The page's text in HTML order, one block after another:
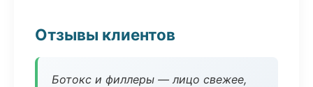
Отзывы клиентов
Ботокс и филлеры — лицо свежее,